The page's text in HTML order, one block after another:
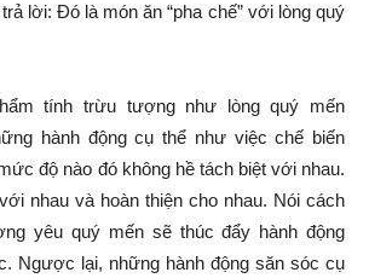
lời: Đó là món ăn “pha chế” với lòng quý
tính trừu tượng như lòng quý mến
hành động cụ thể như việc chế biến
độ nào đó không hề tách biệt với nhau.
nhau và hoàn thiện cho nhau. Nói cách
yêu quý mến sẽ thúc đẩy hành động
Ngược lại, những hành động săn sóc cụ